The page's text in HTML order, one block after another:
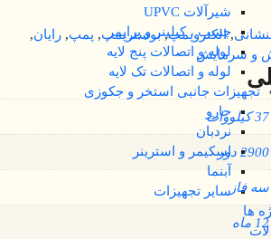
شیرآلات UPVC
چسب ، کیلینر و پرایمر
لوله و اتصالات پنج لایه
لوله و اتصالات تک لایه
تجهیزات جانبی استخر و جکوزی
جارو
نردبان
اسکیمر و استرینر
آبنما
سایر تجهیزات
ها
,الکتروپمپ,بوسترپمپ, پمپ, رایان,
و سرمایش
37 کیلووات
2900 دور
سه فاز
12 ماه